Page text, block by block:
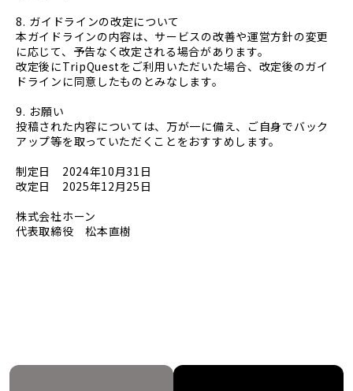
8. ガイドラインの改定について
本ガイドラインの内容は、サービスの改善や運営方針の変更
に応じて、予告なく改定される場合があります。
改定後にTripQuestをご利用いただいた場合、改定後のガイ
ドラインに同意したものとみなします。
9. お願い
投稿された内容については、万が一に備え、ご自身でバック
アップ等を取っていただくことをおすすめします。
制定日 2024年10月31日
改定日 2025年12月25日
株式会社ホーン
代表取締役 松本直樹